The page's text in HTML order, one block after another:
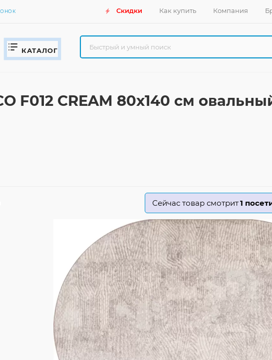
Скидки Как купить Компания
КАТАЛОГ
F012 CREAM 80x140 см
Сейчас товар смотрит1